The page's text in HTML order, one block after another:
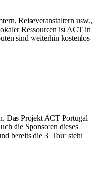
Reiseveranstaltern usw.,
Ressourcen ist ACT in
sind weiterhin kostenlos
Das Projekt ACT Portugal
die Sponsoren dieses
bereits die 3. Tour steht